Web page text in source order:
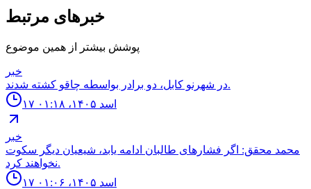
خبرهای مرتبط
پوشش بیشتر از همین موضوع
خبر
در شهرنو کابل، دو برادر بواسطه چاقو کشته شدند.
۱۷ اسد ۱۴۰۵، ۰۱:۱۸
خبر
محمد محقق: اگر فشارهای طالبان ادامه یابد، شیعیان دیگر سکوت
نخواهند کرد.
۱۷ اسد ۱۴۰۵، ۰۱:۰۶